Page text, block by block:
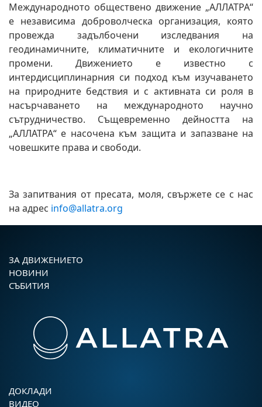
Международното обществено движение „АЛЛАТРА“
е независима доброволческа организация, която
провежда задълбочени изследвания на
геодинамичните, климатичните и екологичните
промени. Движението е известно с
интердисциплинарния си подход към изучаването
на природните бедствия и с активната си роля в
насърчаването на международното научно
сътрудничество. Същевременно дейността на
„АЛЛАТРА“ е насочена към защита и запазване на
човешките права и свободи.
За запитвания от пресата, моля, свържете се с нас
на адрес info@allatra.org
ЗА ДВИЖЕНИЕТО
НОВИНИ
СЪБИТИЯ
ДОКЛАДИ
ВИДЕО